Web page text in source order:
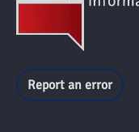
Report an error